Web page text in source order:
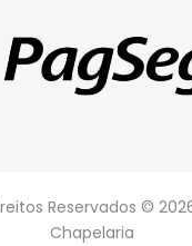
Reservados ©
Chapelaria